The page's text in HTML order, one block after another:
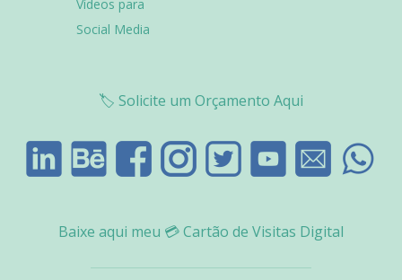
Vídeos para
Social Media
🏷️ Solicite um Orçamento Aqui
Baixe aqui meu 💳Cartão de Visitas Digital